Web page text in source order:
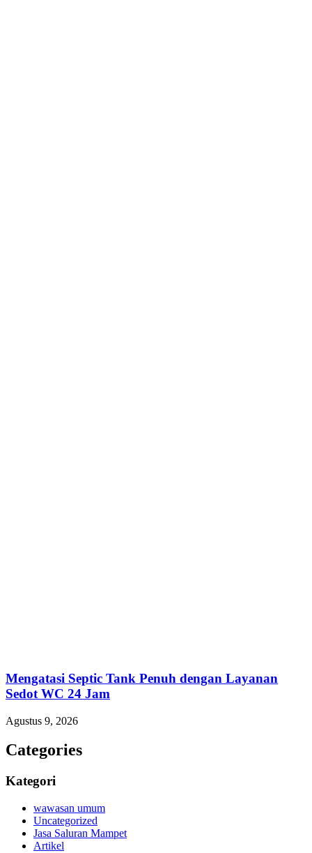
Mengatasi Septic Tank Penuh dengan Layanan
Sedot WC 24 Jam
Agustus 9, 2026
Categories
Kategori
wawasan umum
Uncategorized
Jasa Saluran Mampet
Artikel